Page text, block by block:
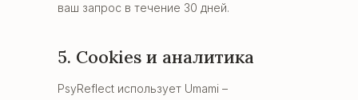
ваш запрос в течение 30 дней.
5. Cookies и аналитика
PsyReflect использует Umami –